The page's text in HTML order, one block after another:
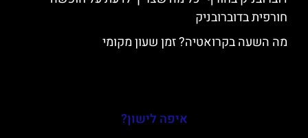
חורפית בדוברובניק
מה השעה בקרואטיה? זמן שעון מקומי
איפה לישון?